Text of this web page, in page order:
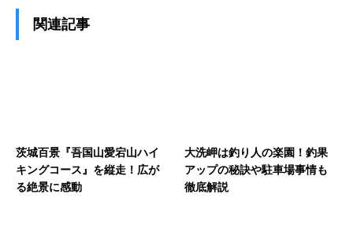
関連記事
茨城百景『吾国山愛宕山ハイ
キングコース』を縦走！広が
る絶景に感動
大洗岬は釣り人の楽園！釣果
アップの秘訣や駐車場事情も
徹底解説